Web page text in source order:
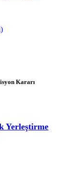
Kararı
Yerleştirme